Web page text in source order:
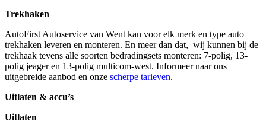
Trekhaken
AutoFirst Autoservice van Went kan voor elk merk en type auto
trekhaken leveren en monteren. En meer dan dat, wij kunnen bij de
trekhaak tevens alle soorten bedradingsets monteren: 7-polig, 13-
polig jeager en 13-polig multicom-west. Informeer naar ons
uitgebreide aanbod en onze scherpe tarieven.
Uitlaten & accu’s
Uitlaten